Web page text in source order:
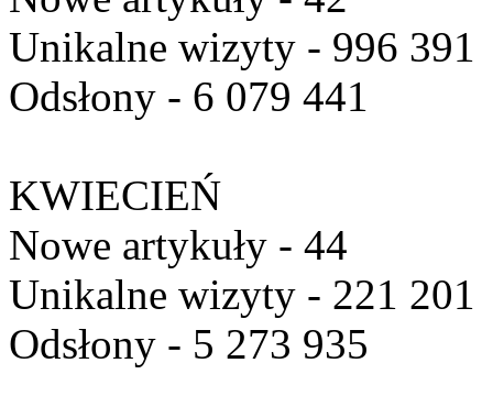
Unikalne wizyty - 996 391
Odsłony - 6 079 441
KWIECIEŃ
Nowe artykuły - 44
Unikalne wizyty - 221 201
Odsłony - 5 273 935